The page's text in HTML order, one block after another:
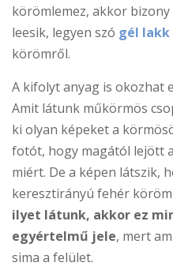
körömlemez, akkor
leesik, legyen szó gél lakk
körömről.
A kifolyt anyag is okozhat
Amit látunk műkörmös
ki olyan képeket a
fotót, hogy magától lejött
miért. De a képen látszik,
keresztirányú fehér
ilyet látunk, akkor ez
egyértelmű jele, mert
sima a felület.